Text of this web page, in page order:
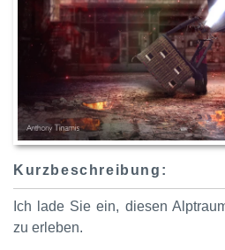
Kurzbeschreibung:
Ich lade Sie ein, diesen
zu erleben.